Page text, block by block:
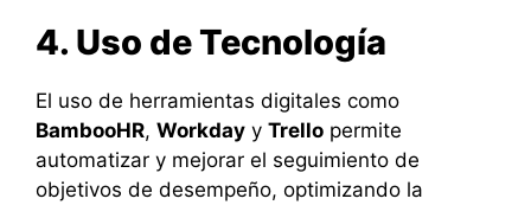
4. Uso de Tecnología
El uso de herramientas digitales como
BambooHR, Workday y Trello permite
automatizar y mejorar el seguimiento de
objetivos de desempeño, optimizando la